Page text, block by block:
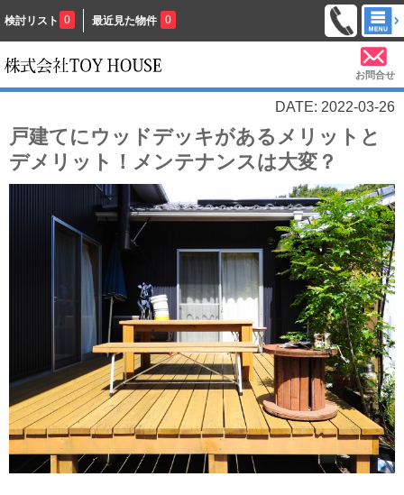
検討リスト 0 最近見た物件 0
お問合せ
DATE: 2022-03-26
戸建てにウッドデッキがあるメリットと
デメリット！メンテナンスは大変？